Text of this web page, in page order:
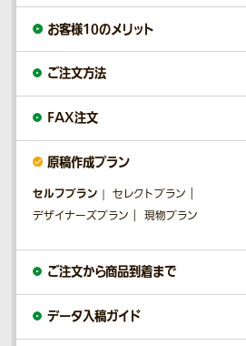
お客様10のメリット
ご注文方法
FAX注文
原稿作成プラン
セルフプラン
セレクトプラン
デザイナーズプラン
現物プラン
ご注文から商品到着まで
データ入稿ガイド